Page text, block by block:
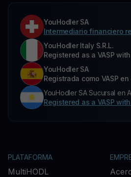
YouHodler SA
Intermediario financiero
YouHodler Italy S.R.L.
Registered as a VASP
YouHodler SA
Registrada como VASP
YouHodler SA Sucursal en
Registered as a VASP
PLATAFORMA
MultiHODL